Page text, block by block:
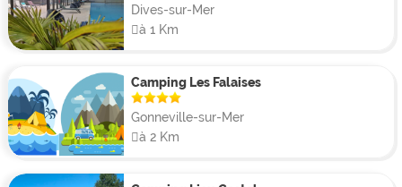
Dives-sur-Mer
à 1 Km
Camping Les Falaises
Gonneville-sur-Mer
à 2 Km